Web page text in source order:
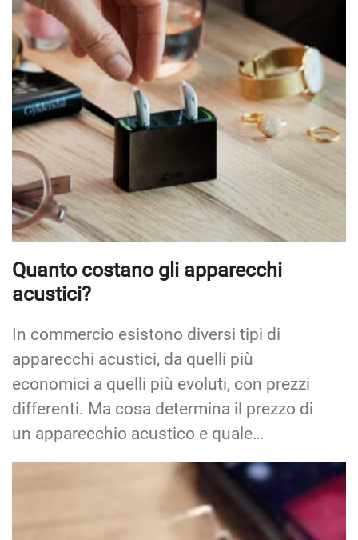
Quanto costano gli apparecchi
acustici?
In commercio esistono diversi tipi di
apparecchi acustici, da quelli più
economici a quelli più evoluti, con prezzi
differenti. Ma cosa determina il prezzo di
un apparecchio acustico e quale…